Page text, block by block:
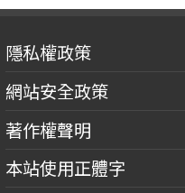
隱私權政策
網站安全政策
著作權聲明
本站使用正體字